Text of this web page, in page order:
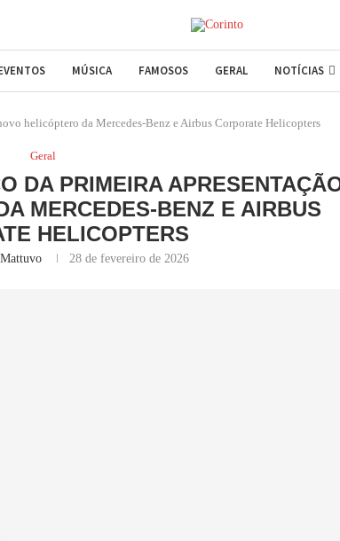
MÚSICA FAMOSOS GERAL NOTÍCIAS
helicóptero da Mercedes-Benz e Airbus Corporate Helicopters
Geral
DA PRIMEIRA
MERCEDES-BENZ E AIRBUS
HELICOPTERS
28 de fevereiro de 2026